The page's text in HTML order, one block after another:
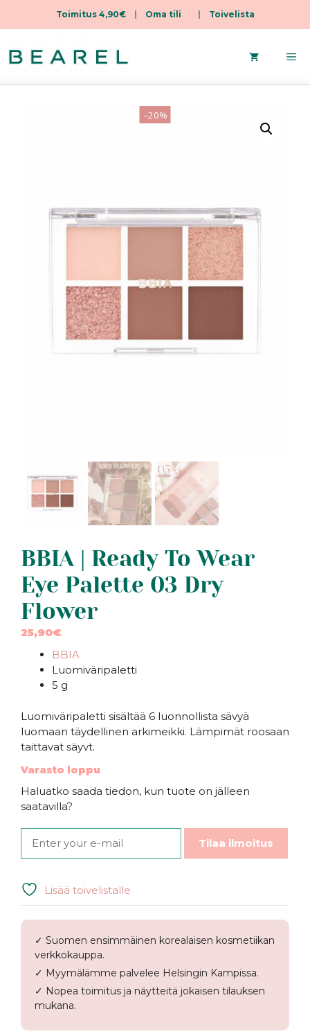
Toimitus 4,90€| Oma tili Toivelista
sisältöön
–20%
BBIA | Ready To Wear
Eye Palette 03 Dry
Flower
25,90€
BBIA
Luomiväripaletti
5 g
Luomiväripaletti sisältää 6 luonnollista sävyä
luomaan täydellinen arkimeikki. Lämpimät roosaan
taittavat säyvt.
Varasto loppu
Haluatko saada tiedon, kun tuote on jälleen
saatavilla?
Tilaa ilmoitus
Lisää toivelistalle
✓ Suomen ensimmäinen korealaisen kosmetiikan
verkkokauppa.
✓ Myymälämme palvelee Helsingin Kampissa.
✓ Nopea toimitus ja näytteitä jokaisen tilauksen
mukana.